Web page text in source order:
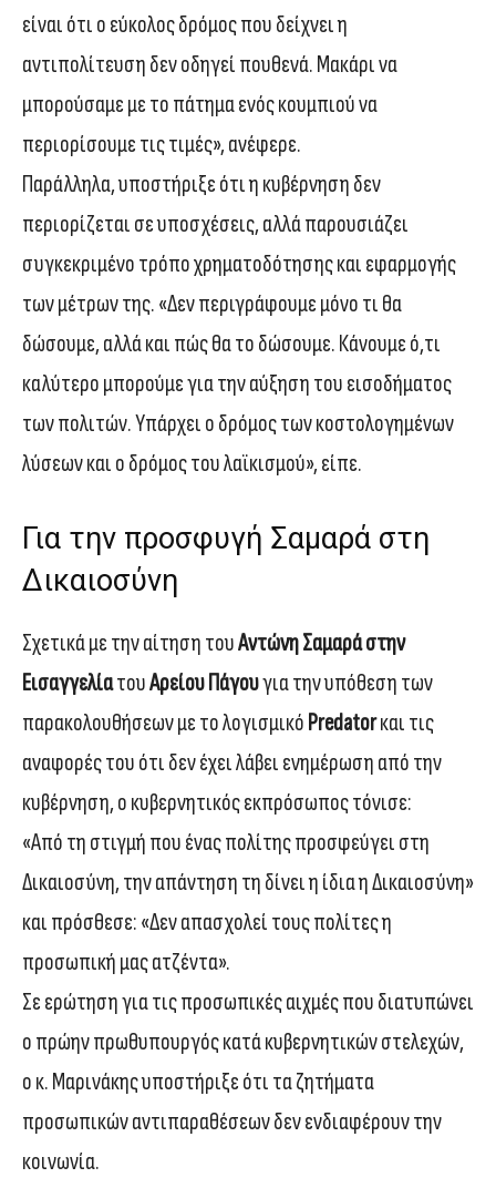
είναι ότι ο εύκολος δρόμος που δείχνει η
αντιπολίτευση δεν οδηγεί πουθενά. Μακάρι να
μπορούσαμε με το πάτημα ενός κουμπιού να
περιορίσουμε τις τιμές», ανέφερε.
Παράλληλα, υποστήριξε ότι η κυβέρνηση δεν
περιορίζεται σε υποσχέσεις, αλλά παρουσιάζει
συγκεκριμένο τρόπο χρηματοδότησης και εφαρμογής
των μέτρων της. «Δεν περιγράφουμε μόνο τι θα
δώσουμε, αλλά και πώς θα το δώσουμε. Κάνουμε ό,τι
καλύτερο μπορούμε για την αύξηση του εισοδήματος
των πολιτών. Υπάρχει ο δρόμος των κοστολογημένων
λύσεων και ο δρόμος του λαϊκισμού», είπε.
Για την προσφυγή Σαμαρά στη
Δικαιοσύνη
Σχετικά με την αίτηση τουΑντώνη Σαμαρά στην
ΕισαγγελίατουΑρείου Πάγουγια την υπόθεση των
παρακολουθήσεων με το λογισμικό Predatorκαι τις
αναφορές του ότι δεν έχει λάβει ενημέρωση από την
κυβέρνηση, ο κυβερνητικός εκπρόσωπος τόνισε:
«Από τη στιγμή που ένας πολίτης προσφεύγει στη
Δικαιοσύνη, την απάντηση τη δίνει η ίδια η Δικαιοσύνη»
και πρόσθεσε: «Δεν απασχολεί τους πολίτες η
προσωπική μας ατζέντα».
Σε ερώτηση για τις προσωπικές αιχμές που διατυπώνει
ο πρώην πρωθυπουργός κατά κυβερνητικών στελεχών,
ο κ. Μαρινάκης υποστήριξε ότι τα ζητήματα
προσωπικών αντιπαραθέσεων δεν ενδιαφέρουν την
κοινωνία.